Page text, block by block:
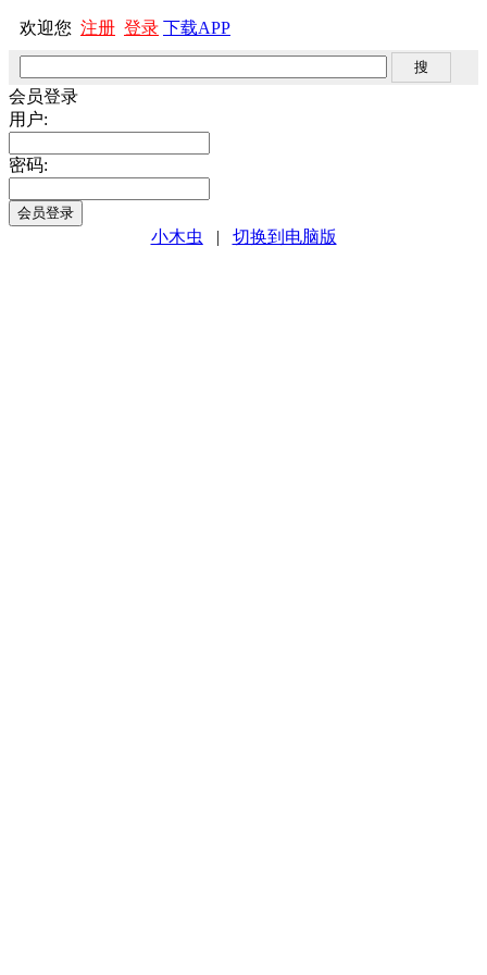
欢迎您 注册 登录 下载APP
会员登录
用户:
密码:
小木虫 | 切换到电脑版